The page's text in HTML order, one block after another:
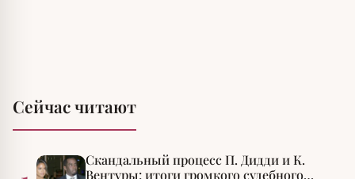
Сейчас читают
Скандальный процесс П. Дидди и К.
Вентуры: итоги громкого судебного